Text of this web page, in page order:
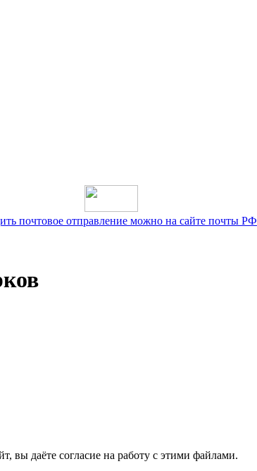
почтовое отправление можно на сайте почты РФ
вы даёте согласие на работу с этими файлами.